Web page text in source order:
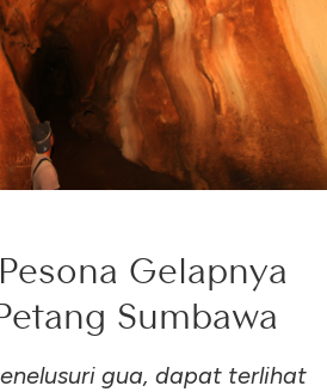
Gelapnya
Sumbawa
gua, dapat terlihat